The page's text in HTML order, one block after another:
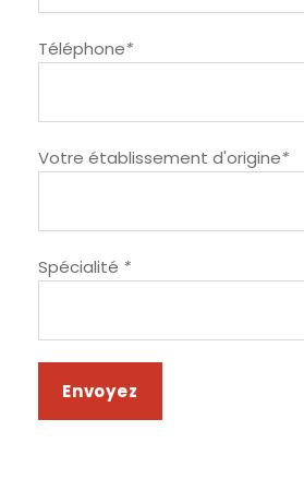
Téléphone*
Votre établissement d'origine*
Spécialité *